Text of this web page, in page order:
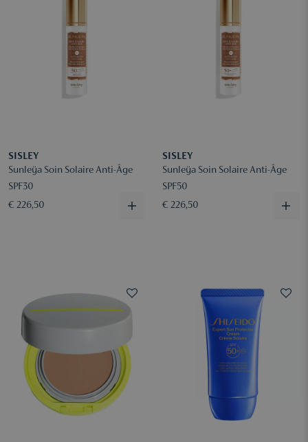
SISLEY
Sunleÿa Soin Solaire Anti-Âge
SPF30
€ 226,50
SISLEY
Sunleÿa Soin Solaire Anti-Âge
SPF50
€ 226,50